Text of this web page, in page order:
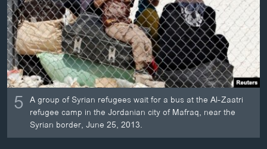
ວິທະຍາສາດ-ເທັກໂນໂລຈີ
ທຸລະກິດ
ພາສາອັງກິດ
ວີດີໂອ
ສຽງ
ລາຍການກະຈາຍສຽງ
ຕິດຕາມພວກເຮົາ ທີ່
5 A group of Syrian refugees wait for a bus at the Al-Zaatri
refugee camp in the Jordanian city of Mafraq, near the
Syrian border, June 25, 2013.